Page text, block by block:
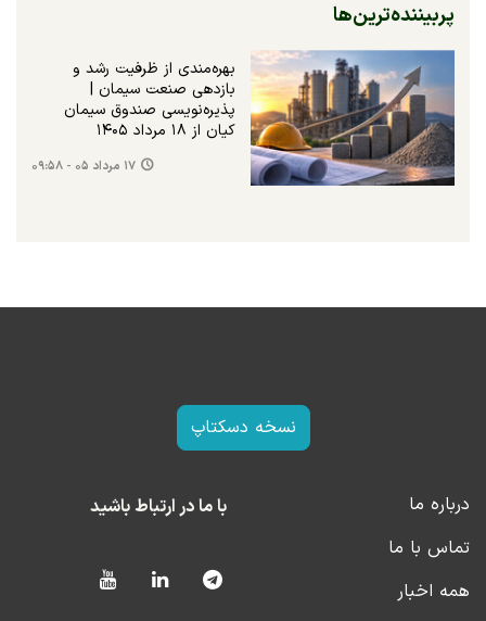
پربیننده‌ترین‌ها
بهره‌مندی از ظرفیت رشد و
بازدهی صنعت سیمان |
پذیره‌نویسی صندوق سیمان
کیان از ۱۸ مرداد ۱۴۰۵
۱۷ مرداد ۰۵ - ۰۹:۵۸
نسخه دسکتاپ
درباره ما
تماس با ما
همه اخبار
با ما در ارتباط باشید